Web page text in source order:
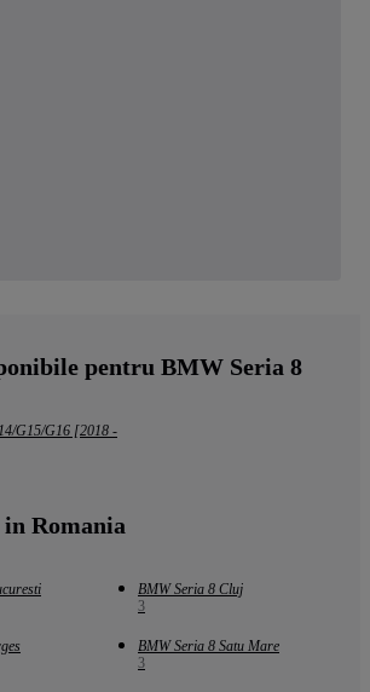
pentru BMW Seria 8
G15/G16 [2018 -
Romania
BMW Seria 8 Cluj
3
BMW Seria 8 Satu Mare
3